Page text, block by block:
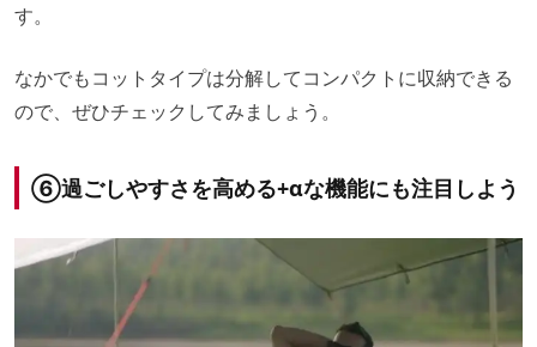
す。
なかでもコットタイプは分解してコンパクトに収納できる
ので、ぜひチェックしてみましょう。
⑥過ごしやすさを高める+αな機能にも注目しよう